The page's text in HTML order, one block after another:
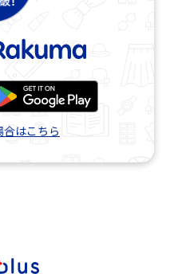
合はこちら